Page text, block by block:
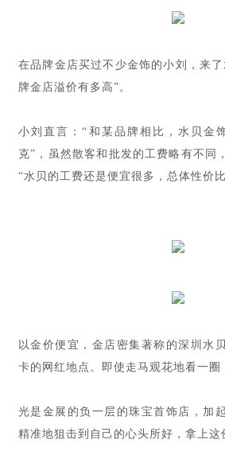
在品牌金店买过不少金饰的小刘，来
牌金店溢价有多高”。
小刘直言：“和某品牌相比，水贝金
克”，虽然散客和批发的工费略有不同
“水贝的工费还是便宜很多，总体性价
以金价便宜，金店密集著称的深圳水
卡的网红地点。即使走马观花地看一圈
光是金展的负一层的珠宝首饰店，加
精准地狙击到自己的心头所好，拿上这